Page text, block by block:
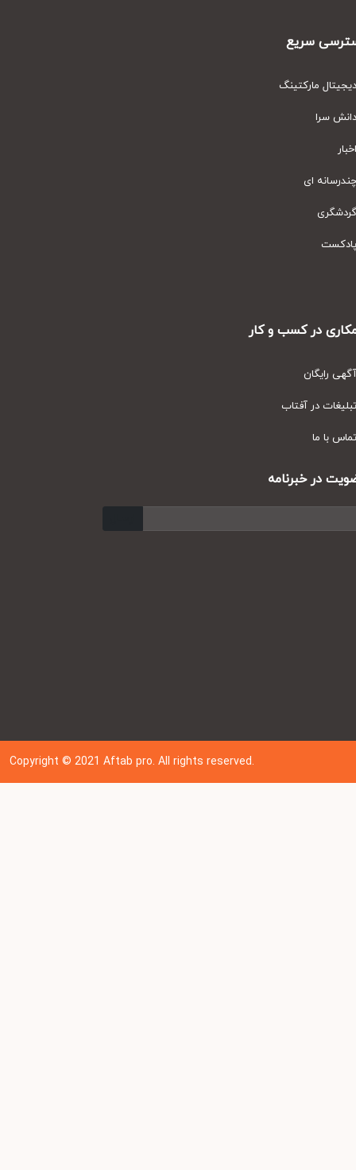
سریع
مارکتینگ
سرا
ای
در کسب و کار
رایگان
در آفتاب
با ما
در خبرنامه
Copyright © 202 1Aftab pro. All rights reserved.